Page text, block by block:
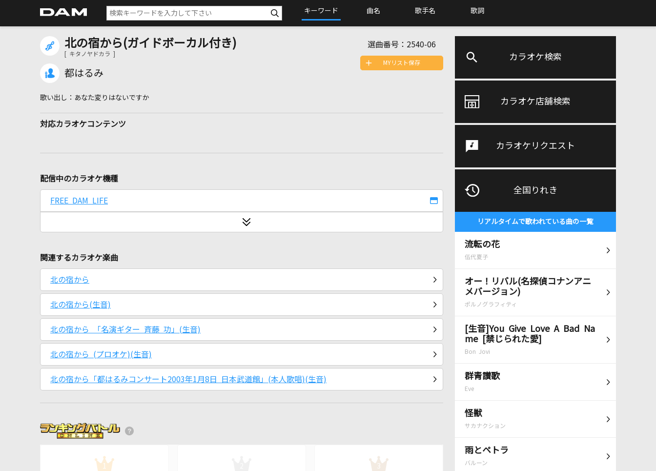
キーワード 曲名 歌手名 歌詞
カラオケ検索
カラオケ店舗検索
カラオケリクエスト
全国りれき
リアルタイムで歌われている曲の一覧
流転の花
伍代夏子
オー！リバル(名探偵コナンアニ
メバージョン)
ポルノグラフィティ
[生音]You Give Love A Bad Na
me [禁じられた愛]
Bon Jovi
群青讃歌
Eve
怪獣
サカナクション
雨とペトラ
バルーン
北の宿から(ガイドボーカル付き)
[ キタノヤドカラ ]
都はるみ
選曲番号： 2540-06
あなた変りはないですか
対応カラオケコンテンツ
MYリスト保存
配信中のカラオケ機種
FREE DAM LIFE
関連するカラオケ楽曲
北の宿から
北の宿から(生音)
北の宿から 「名演ギター 斉藤 功」(生音)
北の宿から (プロオケ)(生音)
北の宿から「都はるみコンサート2003年1月8日 日本武道館」(本人歌唱)(生音)
1 3